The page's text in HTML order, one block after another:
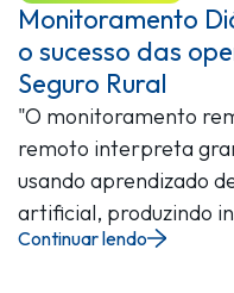
Monitoramento
o sucesso das
Seguro Rural
"O monitoramento
remoto interpreta
usando aprendizado
artificial, produzindo
Continuar lendo